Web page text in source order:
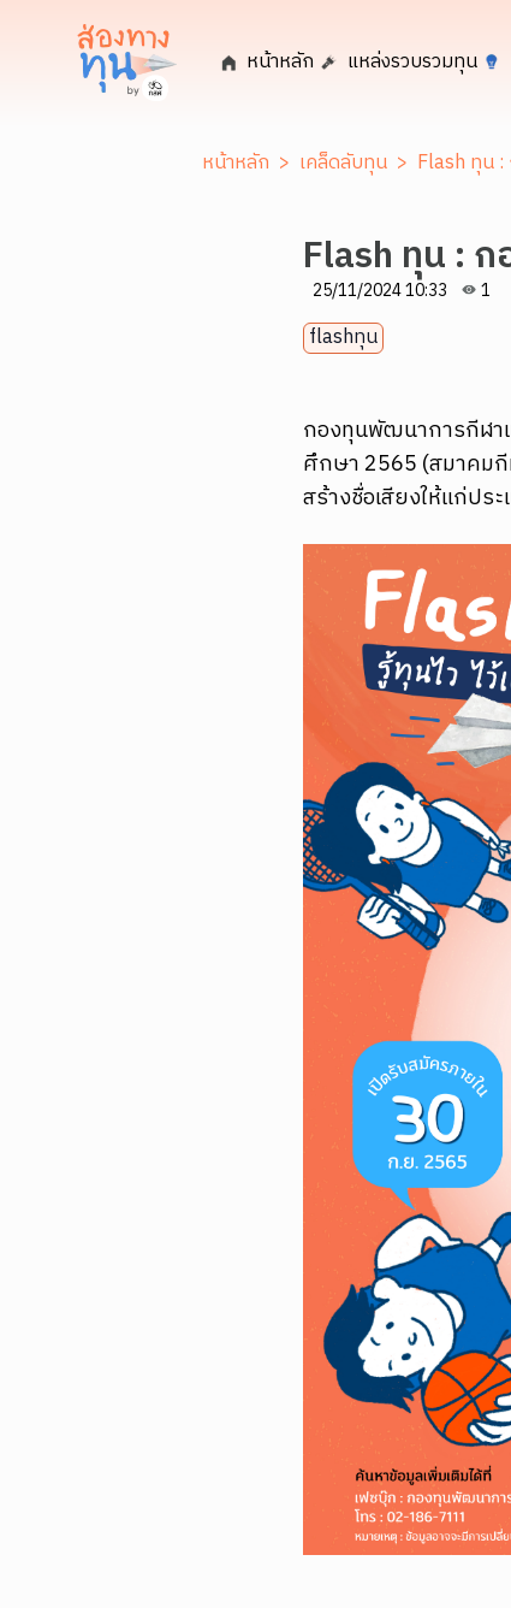
หน้าหลัก แหล่งรวบรวมทุน
หน้าหลัก > เคล็ดลับทุน > Flash ทุน
Flash ทุน :
25/11/2024 10:33 1
flashทุน
กองทุนพัฒนาการกีฬา
ศึกษา 2565 (สมาคม
สร้างชื่อเสียงให้แก่ปร